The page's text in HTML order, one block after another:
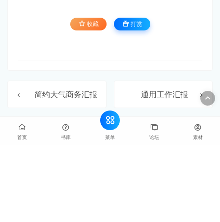
收藏 打赏
简约大气商务汇报 通用工作汇报
暂无评论
首页 书库 菜单 论坛 素材